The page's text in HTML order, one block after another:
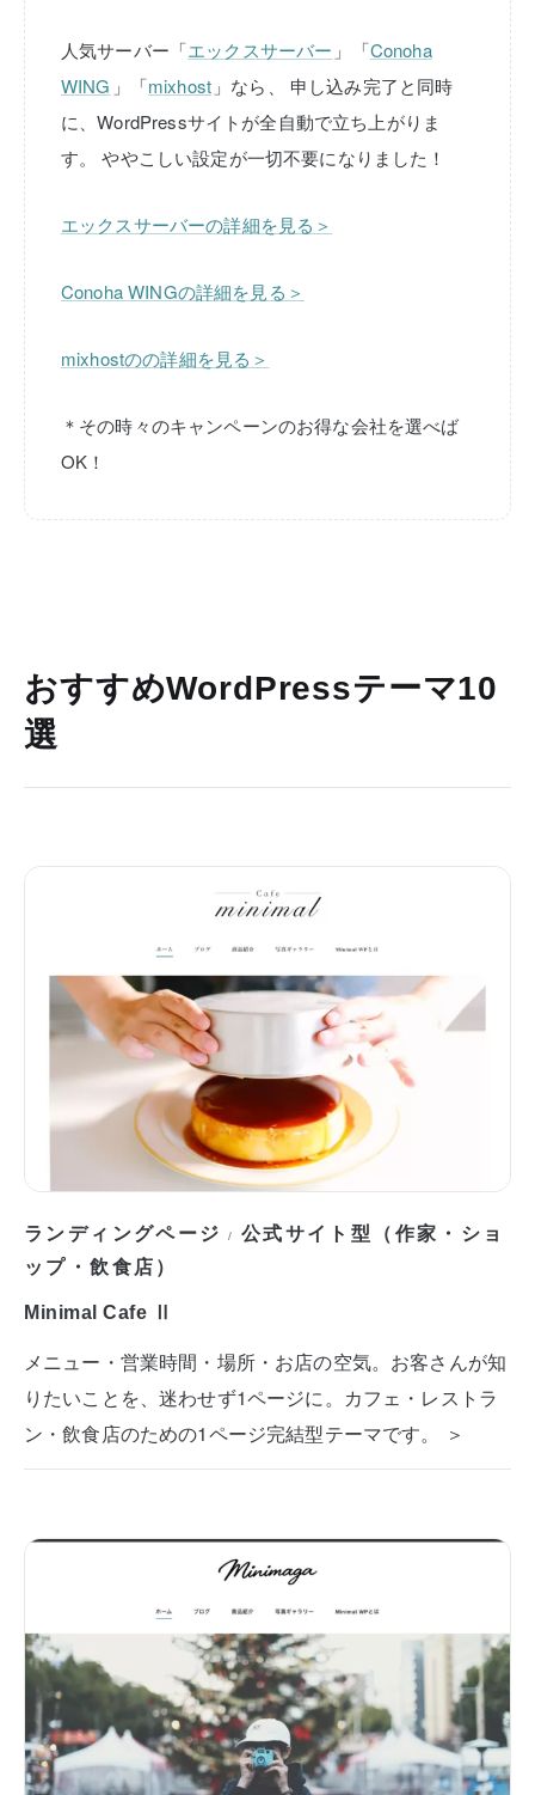
人気サーバー「エックスサーバー 」「Conoha
WING 」「mixhost 」なら、
申し込み完了と同時
に、WordPressサイトが全自動で立ち上がりま
す。
ややこしい設定が一切不要になりました！
エックスサーバーの詳細を見る＞
Conoha WINGの詳細を見る＞
mixhostのの詳細を見る＞
＊その時々のキャンペーンのお得な会社を選べば
OK！
おすすめWordPressテーマ10
選
ランディングページ / 公式サイト型（作家・ショ
ップ・飲食店）
Minimal Cafe Ⅱ
メニュー・営業時間・場所・お店の空気。お客さんが知
りたいことを、迷わせず1ページに。カフェ・レストラ
ン・飲食店のための1ページ完結型テーマです。 ＞